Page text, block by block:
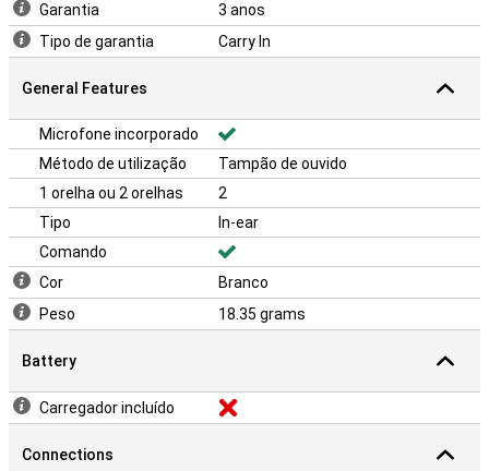
Garantia
3 anos
Tipo de garantia
Carry In
General Features
Microfone incorporado
Método de utilização
Tampão de ouvido
1 orelha ou 2 orelhas
2
Tipo
In-ear
Comando
Cor
Branco
Peso
18.35 grams
Battery
Carregador incluído
Connections